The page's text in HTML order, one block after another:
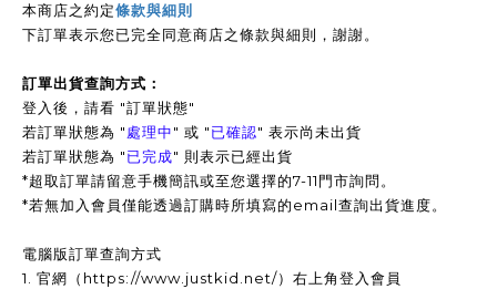
本商店之約定條款與細則
下訂單表示您已完全同意商店之條款與細則，謝謝。
訂單出貨查詢方式：
登入後，請看 "訂單狀態"
若訂單狀態為 "處理中" 或 "已確認" 表示尚未出貨
若訂單狀態為 "已完成" 則表示已經出貨
*超取訂單請留意手機簡訊或至您選擇的7-11門市詢問。
*若無加入會員僅能透過訂購時所填寫的email查詢出貨進度。
電腦版訂單查詢方式
1. 官網（https://www.justkid.net/）右上角登入會員